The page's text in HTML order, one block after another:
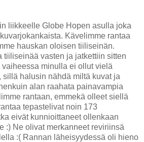
liikkeelle Globe Hopen asulla joka
Kävelimme rantaa
hauskan oloisen tiiliseinän.
tiiliseinää vasten ja jatkettiin sitten
minulla ei ollut vielä
halusin nähdä miltä kuvat ja
alan raahata painavampia
rantaan, emmekä olleet siellä
tepastelivat noin 173
eivät kunnioittaneet ollenkaan
:) Ne olivat merkanneet reviriinsä
:( Rannan läheisyydessä oli hieno